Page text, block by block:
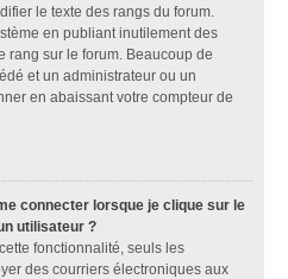
le texte des rangs du forum.
en publiant inutilement des
rang sur le forum. Beaucoup de
et un administrateur ou un
en abaissant votre compteur de
connecter lorsque je clique sur le
utilisateur ?
fonctionnalité, seuls les
des courriers électroniques aux